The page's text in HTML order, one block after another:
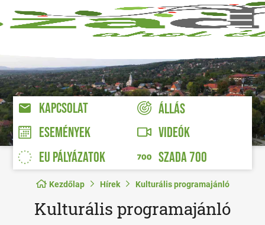
KAPCSOLAT
ÁLLÁS
ESEMÉNYEK
VIDEÓK
EU PÁLYÁZATOK
SZADA 700
Kezdőlap Hírek Kulturális programajánló
Kulturális programajánló